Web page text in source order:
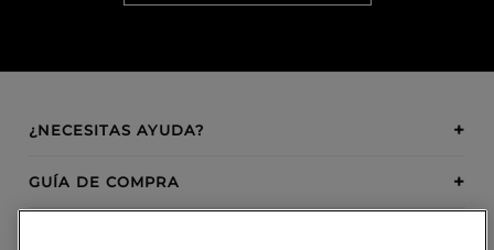
¿NECESITAS AYUDA?
GUÍA DE COMPRA